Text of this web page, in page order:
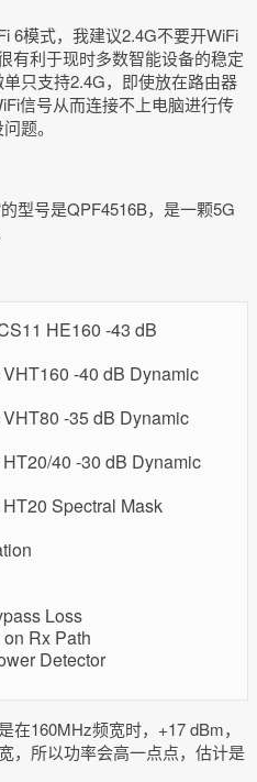
6模式，我建议2.4G不要开WiFi
有利于现时多数智能设备的稳定
只支持2.4G，即使放在路由器
信号从而连接不上电脑进行传
题。
型号是QPF4516B，是一颗5G
HE160 -43 dB
-40 dB Dynamic
-35 dB Dynamic
40 -30 dB Dynamic
Spectral Mask
Loss
Rx Path
Detector
在160MHz频宽时，+17 dBm，
，所以功率会高一点点，估计是